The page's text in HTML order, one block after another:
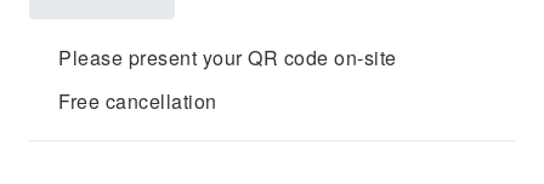
Please present your QR code on-site
Free cancellation